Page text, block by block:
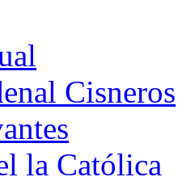
Cisneros
la Católica